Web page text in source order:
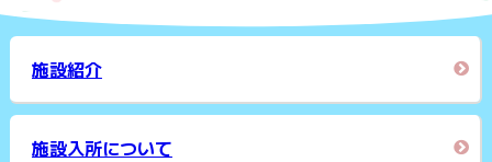
施設紹介
施設入所について